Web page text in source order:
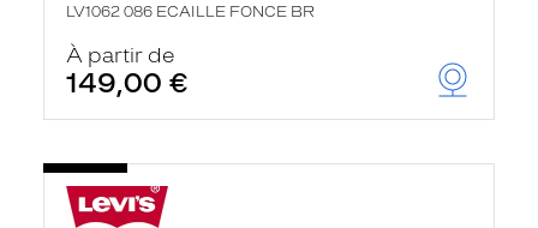
LV1062 086 ECAILLE FONCE BR
À partir de
149,00 €